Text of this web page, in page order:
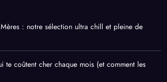
: notre sélection ultra chill et pleine de
te coûtent cher chaque mois (et comment les